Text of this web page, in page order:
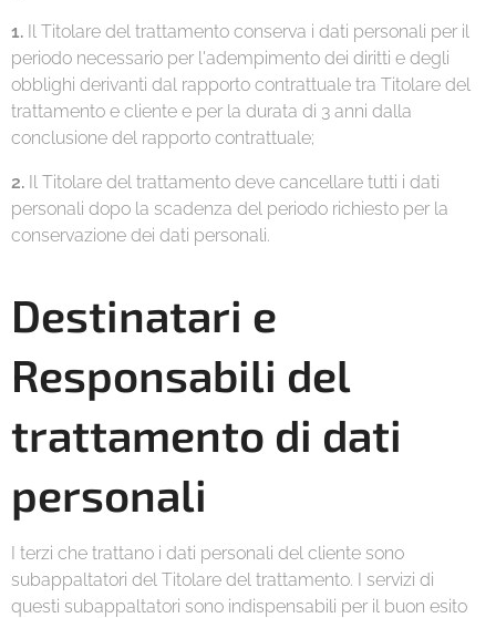
1. Il Titolare del trattamento conserva i dati personali per il
periodo necessario per l'adempimento dei diritti e degli
obblighi derivanti dal rapporto contrattuale tra Titolare del
trattamento e cliente e per la durata di 3 anni dalla
conclusione del rapporto contrattuale;
2. Il Titolare del trattamento deve cancellare tutti i dati
personali dopo la scadenza del periodo richiesto per la
conservazione dei dati personali.
Destinatari e
Responsabili del
trattamento di dati
personali
I terzi che trattano i dati personali del cliente sono
subappaltatori del Titolare del trattamento. I servizi di
questi subappaltatori sono indispensabili per il buon esito